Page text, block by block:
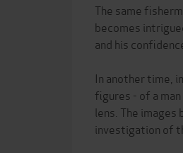
The same
becomes
and his
In another time,
figures - of a
lens. The
investigation of